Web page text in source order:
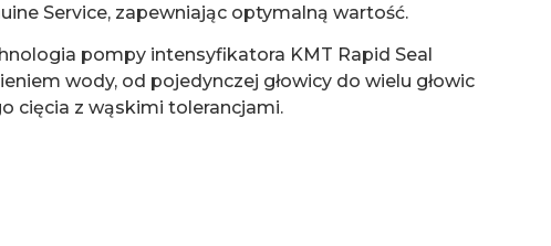
Service, zapewniając optymalną wartość.
pompy intensyfikatora KMT Rapid Seal
wody, od pojedynczej głowicy do wielu głowic
cięcia z wąskimi tolerancjami.